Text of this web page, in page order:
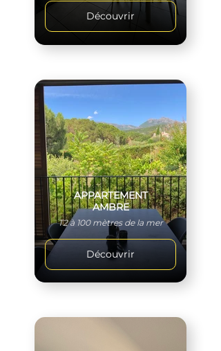
Découvrir
APPARTEMENT
AMBRE
T2 à 100 mètres de la mer
Découvrir